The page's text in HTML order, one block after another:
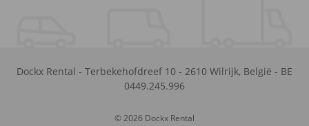
Dockx Rental - Terbekehofdreef 10 - 2610 Wilrijk, België - BE
0449.245.996
© 2026 Dockx Rental